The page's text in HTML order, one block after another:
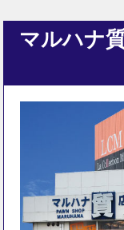
マルハナ